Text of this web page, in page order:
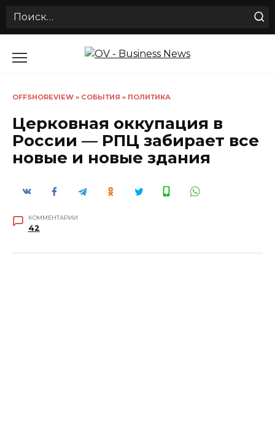
Search
OFFSHOREVIEW » СОБЫТИЯ » ПОЛИТИКА
Церковная оккупация в
России — РПЦ забирает все
новые и новые здания
КОММЕНТАРИИ
42